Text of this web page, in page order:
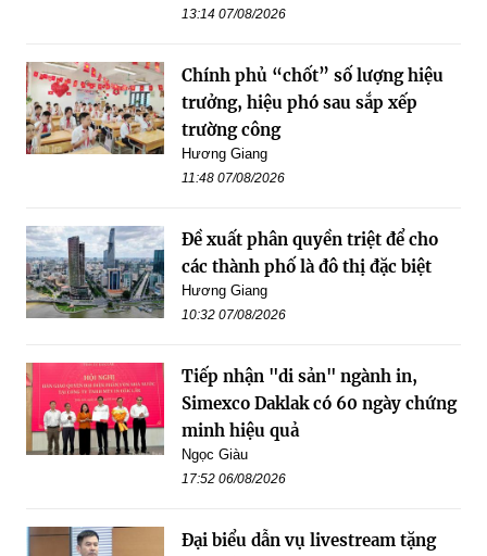
13:14 07/08/2026
Chính phủ “chốt” số lượng hiệu
trưởng, hiệu phó sau sắp xếp
trường công
Hương Giang
11:48 07/08/2026
Đề xuất phân quyền triệt để cho
các thành phố là đô thị đặc biệt
Hương Giang
10:32 07/08/2026
Tiếp nhận "di sản" ngành in,
Simexco Daklak có 60 ngày chứng
minh hiệu quả
Ngọc Giàu
17:52 06/08/2026
Đại biểu dẫn vụ livestream tặng